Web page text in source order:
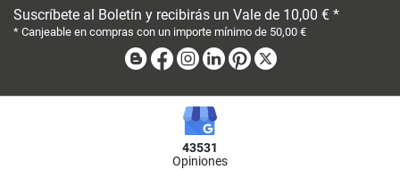
Suscríbete al Boletín y recibirás un Vale de 10,00 € *
* Canjeable en compras con un importe mínimo de 50,00 €
BlogFacebook
Instagram
LinkedinPinterest
43531
Opiniones